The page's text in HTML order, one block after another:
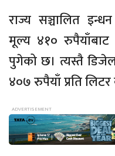
राज्य सञ्चालित
मूल्य ४१० रुपैयाँबाट
पुगेको छ। त्यस्तै
४०७ रुपैयाँ प्रति